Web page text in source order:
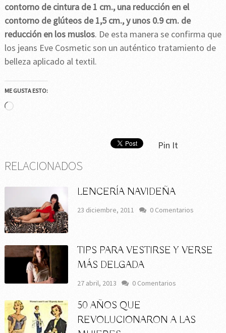
contorno de cintura de 1 cm., una reducción en el
contorno de glúteos de 1,5 cm., y unos 0.9 cm. de
reducción en los muslos. De esta manera se confirma que
los jeans Eve Cosmetic son un auténtico tratamiento de
belleza aplicado al textil.
ME GUSTA ESTO:
Cargando...
Pin It
RELACIONADOS
LENCERÍA NAVIDEÑA
23 diciembre, 2011 0 Comentarios
TIPS PARA VESTIRSE Y VERSE
MÁS DELGADA
27 abril, 2013 0 Comentarios
50 AÑOS QUE
REVOLUCIONARON A LAS